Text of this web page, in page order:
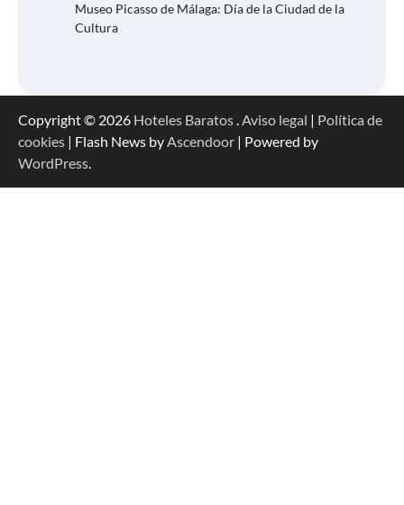
Museo Picasso de Málaga: Día de la Ciudad de la
Cultura
Copyright © 2026 Hoteles Baratos.Aviso legal | Política de
cookies | Flash News byAscendoor | Powered by
WordPress.